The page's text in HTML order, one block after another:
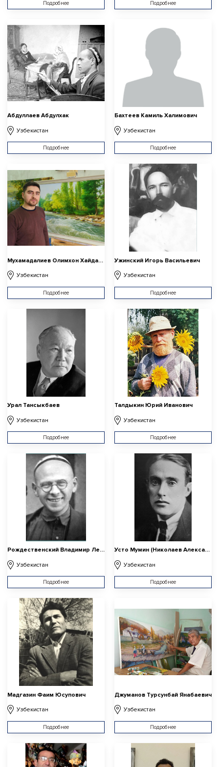
Подробнее Подробнее
Абдуллаев Абдулхак
Узбекистан
Подробнее
Бахтеев Камиль Халимович
Узбекистан
Подробнее
Мухамадалиев Олимхон Хайдарали угли
Узбекистан
Подробнее
Ужинский Игорь Васильевич
Узбекистан
Подробнее
Урал Тансыкбаев
Узбекистан
Подробнее
Талдыкин Юрий Иванович
Узбекистан
Подробнее
Рождественский Владимир Леонидович
Узбекистан
Подробнее
Усто Мумин (Николаев Александр Васильевич)
Узбекистан
Подробнее
Мадгазин Фаим Юсупович
Узбекистан
Подробнее
Джуманов Турсунбай Янабаевич
Узбекистан
Подробнее